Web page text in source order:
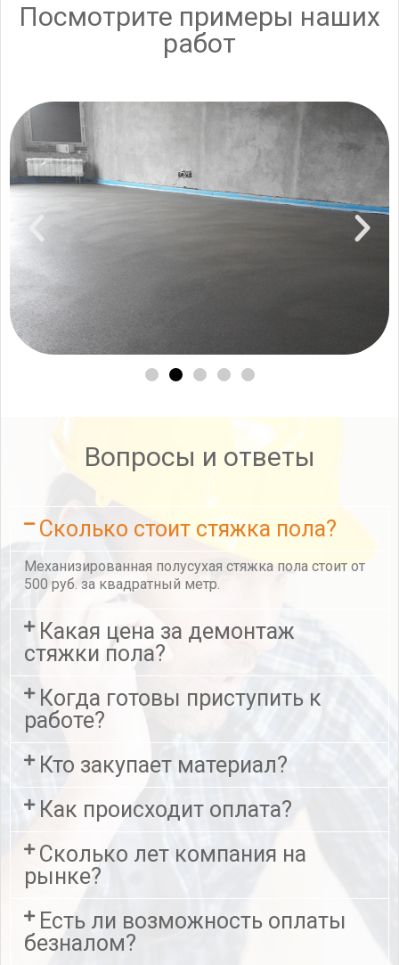
Посмотрите примеры наших
работ
Вопросы и ответы
Сколько стоит стяжка пола?
Механизированная полусухая стяжка пола​ стоит от
500 руб. за квадратный метр.
Какая цена за демонтаж
стяжки пола?
Когда готовы приступить к
работе?
Кто закупает материал?
Как происходит оплата?
Сколько лет компания на
рынке?
Есть ли возможность оплаты
безналом?